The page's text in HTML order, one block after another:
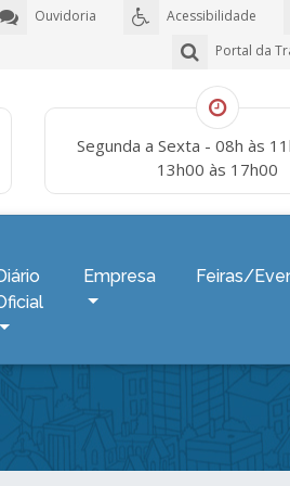
Acessibilidade
Ouvidoria
Portal da
Segunda a Sexta - 08h às
13h00 às 17h00
Empresa Feiras/